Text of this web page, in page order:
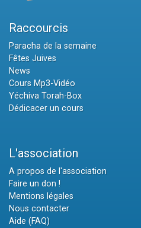
Raccourcis
Paracha de la semaine
Fêtes Juives
News
Cours Mp3-Vidéo
Yéchiva Torah-Box
Dédicacer un cours
L'association
A propos de l'association
Faire un don !
Mentions légales
Nous contacter
Aide (FAQ)